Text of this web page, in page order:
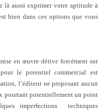
là aussi exprimer votre aptitude à
bien dans ces options que vous
en œuvre dérive forcément sur
le potentiel commercial est
l’éditeur ne proposant aucun
pourtant potentiellement un point
imperfections
techniques